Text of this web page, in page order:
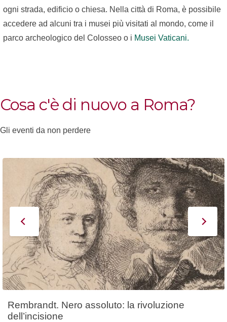
ogni strada, edificio o chiesa. Nella città di Roma, è possibile
accedere ad alcuni tra i musei più visitati al mondo, come il
parco archeologico del Colosseo o i Musei Vaticani.
Cosa c'è di nuovo a Roma?
Gli eventi da non perdere
Rembrandt. Nero assoluto: la rivoluzione
dell’incisione